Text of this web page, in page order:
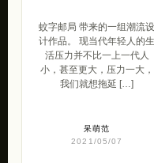
呆萌范
2021/05/07